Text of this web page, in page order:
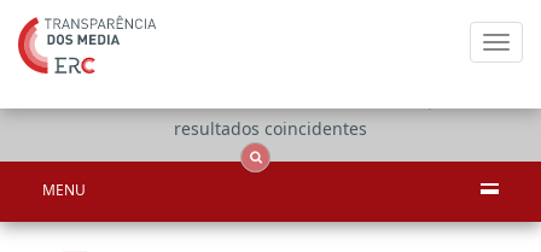
resultados coincidentes
MENU